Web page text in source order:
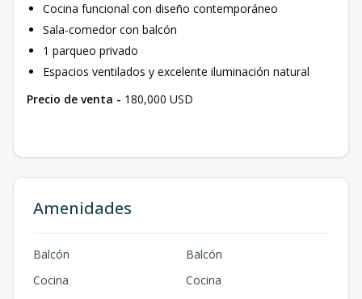
Cocina funcional con diseño contemporáneo
Sala-comedor con balcón
1 parqueo privado
Espacios ventilados y excelente iluminación natural
Precio de venta - 180,000 USD
Amenidades
Balcón
Balcón
Cocina
Cocina